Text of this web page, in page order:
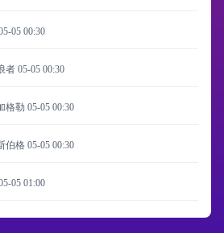
05 00:30
者 05-05 00:30
格勒 05-05 00:30
伯格 05-05 00:30
05 01:00